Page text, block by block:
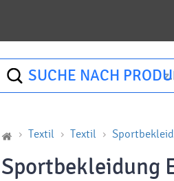
SUCHE NACH
Textil Textil
Sportbekleidung